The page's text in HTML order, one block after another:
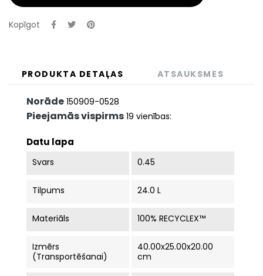
Kopīgot
PRODUKTA DETAĻAS ATSAUKSMES
Norāde 150909-0528
Pieejamās vispirms 19 vienības:
Datu lapa
Svars 0.45
Tilpums 24.0 L
Materiāls 100% RECYCLEX™
Izmērs
(Transportēšanai)
40.00x25.00x20.00
cm